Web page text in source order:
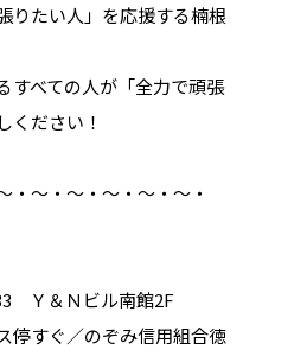
りたい人」を応援する楠根
すべての人が「全力で頑張
ください！
・～・～・～・～・～・
Ｙ＆Ｎビル南館2F
停すぐ／のぞみ信用組合徳